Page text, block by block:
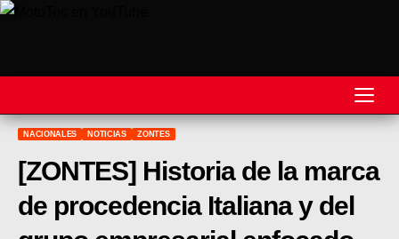
REVISTA
MOTOS
MOTOVELOCIDAD
NACIONALES NOTICIAS ZONTES
[ZONTES] Historia de la marca
de procedencia Italiana y del